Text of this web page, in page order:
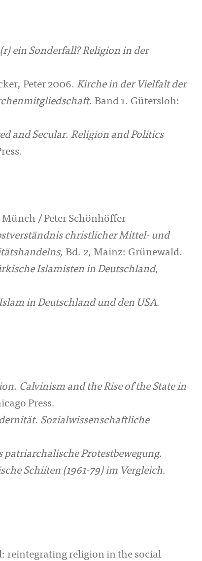
ein Sonderfall? Religion in der
Peter 2006. Kirche in der Vielfalt der
. Band 1. Gütersloh:
and Secular. Religion and Politics
/ Peter Schönhöffer
christlicher Mittel- und
Bd. 2, Mainz: Grünewald.
Islamisten in Deutschland,
in Deutschland und den USA.
Calvinism and the Rise of the State in
Press.
Sozialwissenschaftliche
patriarchalische Protestbewegung.
Schiiten (1961-79) im Vergleich.
reintegrating religion in the social